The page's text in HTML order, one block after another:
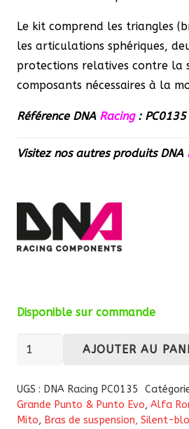
Le kit comprend les triangles
les articulations sphériques,
protections relatives contre la
composants nécessaires à la
Référence DNA Racing: PC0135
Visitez nos autres produitsDNA
Disponible sur commande
quantité
Kit
de
triangles
AJOUTER AU
UGS : DNA Racing PC0135
Grande Punto & Punto Evo, Alfa
Mito, Bras de suspension, Silent-